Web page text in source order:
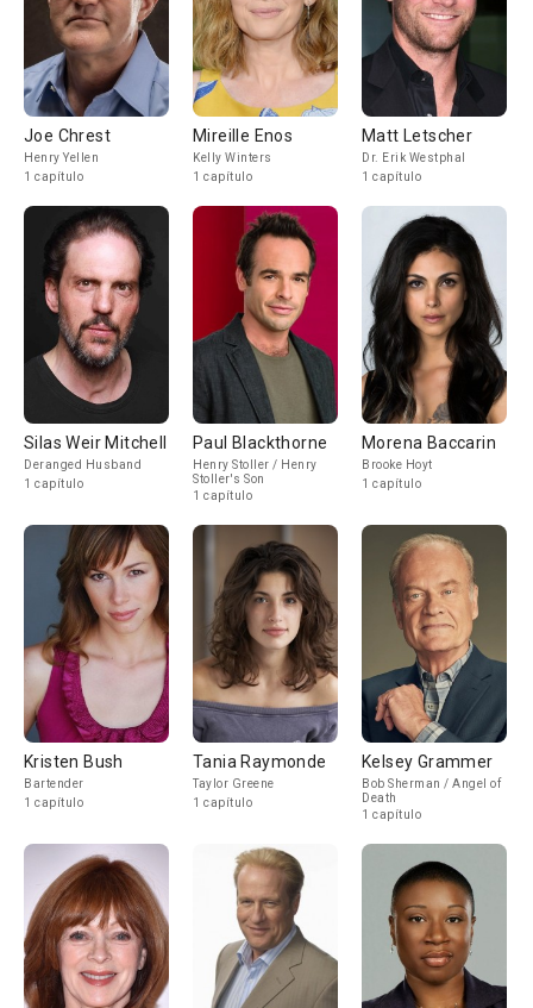
Joe Chrest
Henry Yellen
1 capítulo
Mireille Enos
Kelly Winters
1 capítulo
Matt Letscher
Dr. Erik Westphal
1 capítulo
Silas Weir Mitchell
Deranged Husband
1 capítulo
Paul Blackthorne
Henry Stoller / Henry
Stoller's Son
1 capítulo
Morena Baccarin
Brooke Hoyt
1 capítulo
Kristen Bush
Bartender
1 capítulo
Tania Raymonde
Taylor Greene
1 capítulo
Kelsey Grammer
Bob Sherman / Angel of
Death
1 capítulo